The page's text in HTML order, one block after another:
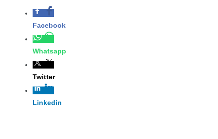
Facebook
Whatsapp
Twitter
Linkedin